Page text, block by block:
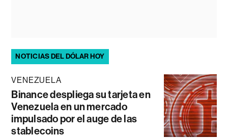
NOTICIAS DEL DÓLAR HOY
VENEZUELA
Binance despliega su tarjeta en
Venezuela en un mercado
impulsado por el auge de las
stablecoins